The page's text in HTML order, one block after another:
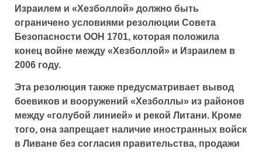
Израилем и «Хезболлой» должно быть
ограничено условиями резолюции Совета
Безопасности ООН 1701, которая положила
конец войне между «Хезболлой» и Израилем в
2006 году.
Эта резолюция также предусматривает вывод
боевиков и вооружений «Хезболлы» из районов
между «голубой линией» и рекой Литани. Кроме
того, она запрещает наличие иностранных войск
в Ливане без согласия правительства, продажи